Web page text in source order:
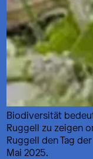
Biodiversität
Ruggell zu zeigen
Ruggell den Tag
Mai 2025.